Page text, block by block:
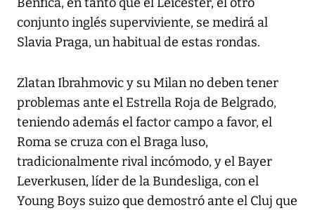
Benfica, en tanto que el Leicester, el otro
conjunto inglés superviviente, se medirá al
Slavia Praga, un habitual de estas rondas.
Zlatan Ibrahmovic y su Milan no deben tener
problemas ante el Estrella Roja de Belgrado,
teniendo además el factor campo a favor, el
Roma se cruza con el Braga luso,
tradicionalmente rival incómodo, y el Bayer
Leverkusen, líder de la Bundesliga, con el
Young Boys suizo que demostró ante el Cluj que